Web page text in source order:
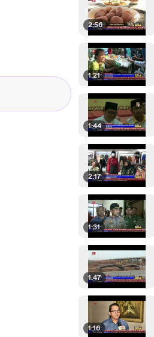
2:56
1:21
1:44
2:17
1:31
1:47
1:16